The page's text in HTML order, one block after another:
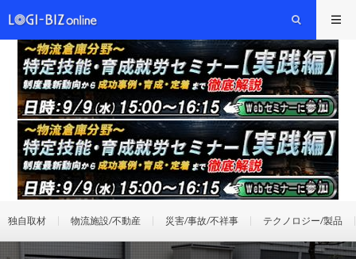
独自取材 物流施設/不動産 災害/事故/不祥事 テクノロジー/製品